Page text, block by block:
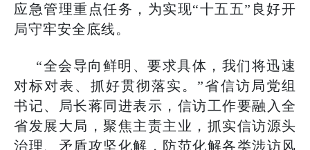
应急管理重点任务，为实现“十五五”良好开
局守牢安全底线。
“全会导向鲜明、要求具体，我们将迅速
对标对表、抓好贯彻落实。”省信访局党组
书记、局长蒋同进表示，信访工作要融入全
省发展大局，聚焦主责主业，抓实信访源头
治理、矛盾攻坚化解，防范化解各类涉访风